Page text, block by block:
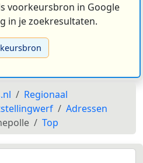
voorkeursbron in Google
in je zoekresultaten.
Regionaal
Adressen
Top